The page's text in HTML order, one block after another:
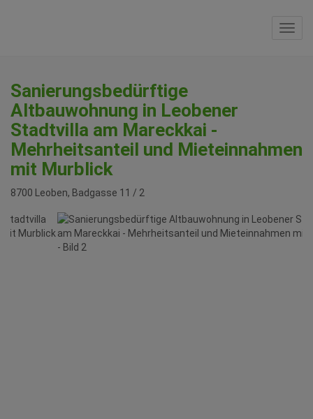
Sanierungsbedürftige
Altbauwohnung in Leobener
Stadtvilla am Mareckkai -
Mehrheitsanteil und Mieteinnahmen
mit Murblick
8700 Leoben, Badgasse 11 / 2